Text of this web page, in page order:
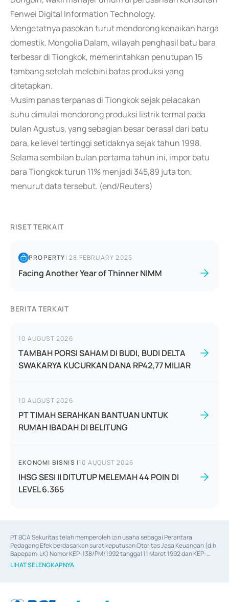
Fenwei Digital Information Technology.
Mengetatnya pasokan turut mendorong kenaikan harga
domestik. Mongolia Dalam, wilayah penghasil batu bara
terbesar di Tiongkok, memerintahkan penutupan 15
tambang setelah melebihi batas produksi yang
ditetapkan.
Musim panas terpanas di Tiongkok sejak pelacakan
suhu dimulai mendorong produksi listrik termal pada
bulan Agustus, yang sebagian besar berasal dari batu
bara, ke level tertinggi setidaknya sejak tahun 1998.
Selama sembilan bulan pertama tahun ini, impor batu
bara Tiongkok turun 11% menjadi 345,89 juta ton,
menurut data tersebut. (end/Reuters)
RISET TERKAIT
PROPERTY|28 FEBRUARY 2025
Facing Another Year of Thinner NIMM
BERITA TERKAIT
10 AUGUST 2026
TAMBAH PORSI SAHAM DI BUDI, BUDI DELTA
SWAKARYA KUCURKAN DANA RP42,77 MILIAR
10 AUGUST 2026
PT TIMAH SERAHKAN BANTUAN UNTUK
RUMAH IBADAH DI BELITUNG
EKONOMI BISNIS |10 AUGUST 2026
IHSG SESI II DITUTUP MELEMAH 44 POIN DI
LEVEL 6.365
PT BCA Sekuritas telah memperoleh izin usaha sebagai Perantara
Pedagang Efek berdasarkan surat keputusan Otoritas Jasa Keuangan (d.h
Bapepam-LK) Nomor KEP-138/PM/1992 tanggal 11 Maret 1992 dan KEP-
06/D.04/2014 tanggal 28 Februari 2014, izin usaha sebagai Penjamin Emisi
Efek berdasarkan surat keputusan Otoritas Jasa Keuangan Nomor KEP-
LIHAT SELENGKAPNYA